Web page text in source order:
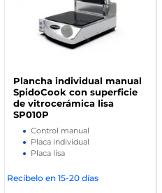
Plancha individual manual
SpidoCook con superficie
de vitrocerámica lisa
SP010P
Control manual
Placa individual
Placa lisa
Recíbelo en 15-20 días